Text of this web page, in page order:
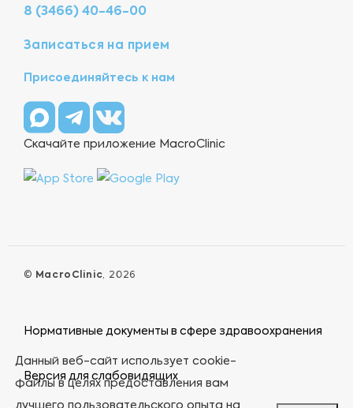
8 (3466) 40-46-00
Записаться на прием
Присоединяйтесь к нам
Скачайте приложение MacroClinic
© MacroClinic, 2026
Нормативные документы в сфере здравоохранения
Версия для слабовидящих
Данный веб-сайт использует cookie-
файлы в целях предоставления вам
лучшего пользовательского опыта на